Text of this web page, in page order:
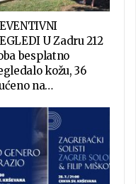
U Zadru 212
besplatno
kožu, 36
na…